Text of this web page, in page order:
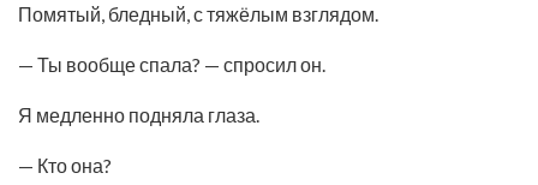
Помятый, бледный, с тяжёлым взглядом.
— Ты вообще спала? — спросил он.
Я медленно подняла глаза.
— Кто она?